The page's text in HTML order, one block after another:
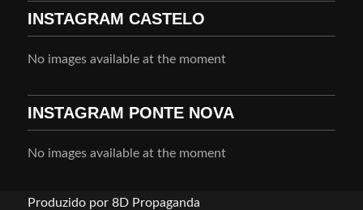
INSTAGRAM CASTELO
No images available at the moment
INSTAGRAM PONTE NOVA
No images available at the moment
Produzido por 8D Propaganda